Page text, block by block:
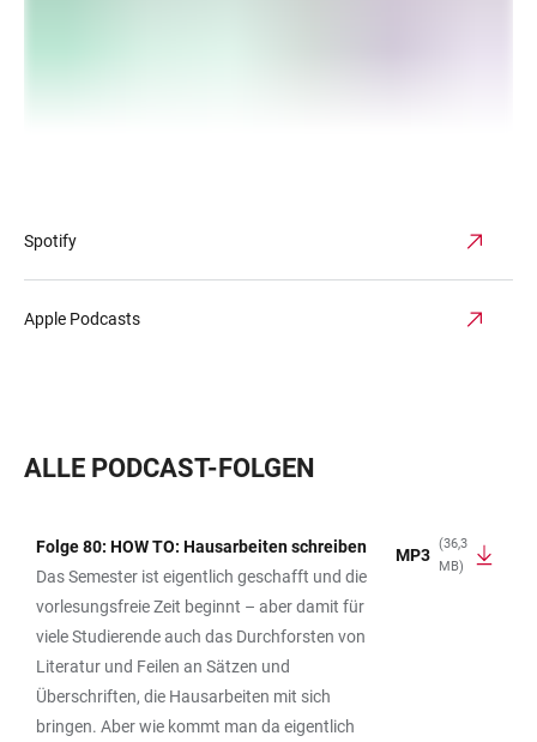
Spotify
Apple Podcasts
ALLE PODCAST-FOLGEN
TABELLE
Folge 80: HOW TO: Hausarbeiten schreiben
Das Semester ist eigentlich geschafft und die
vorlesungsfreie Zeit beginnt – aber damit für
viele Studierende auch das Durchforsten von
Literatur und Feilen an Sätzen und
Überschriften, die Hausarbeiten mit sich
bringen. Aber wie kommt man da eigentlich
MP3
(36,3
MB)